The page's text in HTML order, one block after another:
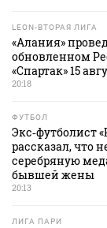
LEON-ВТОРАЯ ЛИГА
«Алания»
обновленном
«Спартак» 15
20:18
ФУТБОЛ
Экс‑футболист
рассказал, что
серебряную
бывшей жены
20:13
ЛИГА ПАРИ